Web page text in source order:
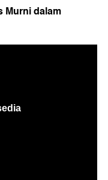
Murni dalam